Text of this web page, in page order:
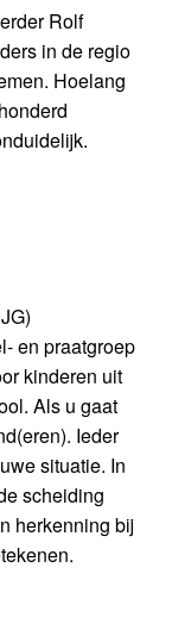
Rolf
in de regio
Hoelang
en praatgroep
kinderen uit
Als u gaat
Ieder
situatie. In
scheiding
herkenning bij